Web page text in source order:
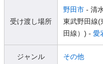
受け渡し場所
野田市 - 清
東武野田線(
田線）) - 愛
ジャンル その他